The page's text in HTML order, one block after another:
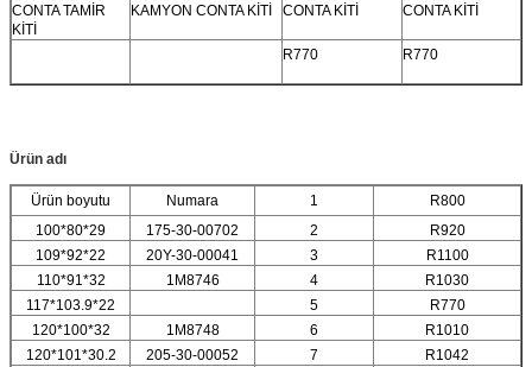
CONTA TAMİR
KİTİ
KAMYON CONTA KİTİ
CONTA KİTİ
CONTA KİTİ
R770 R770
Ürün adı
Ürün boyutu Numara 1
R800
100*80*29
175-30-00702 2
R920
109*92*22
20Y-30-00041 3
R1100
110*91*32
1M8746 4
R1030
117*103.9*22
5
R770
120*100*32
1M8748 6
R1010
120*101*30.2
205-30-00052 7 R1042